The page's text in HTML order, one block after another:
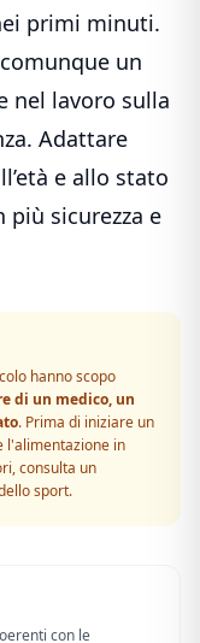
primi minuti.
un
nel lavoro sulla
Adattare
e allo stato
sicurezza e
hanno scopo
di un medico, un
. Prima di iniziare un
l'alimentazione in
consulta un
sport.
con le